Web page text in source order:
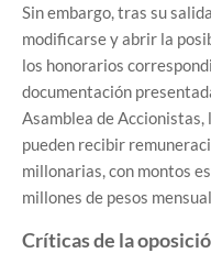
Sin embargo, tras su
modificarse y abrir la
los honorarios
documentación
Asamblea de
pueden recibir
millonarias, con montos
millones de pesos
Críticas de la